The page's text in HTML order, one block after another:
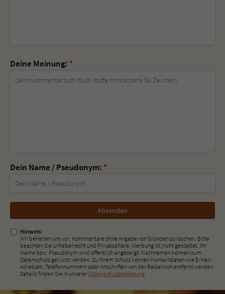
Deine Meinung: *
Dein Name / Pseudonym: *
Nicht
ausfüllen!
Hinweis:
Wir behalten uns vor, Kommentare ohne Angabe von Gründen zu löschen. Bitte
beachten Sie Urheberrecht und Privatsphäre; Werbung ist nicht gestattet. Ihr
Name bzw. Pseudonym wird öffentlich angezeigt; Nachnamen können zum
Datenschutz gekürzt werden. Zu Ihrem Schutz können Kontaktdaten wie E-Mail-
Adressen, Telefonnummern oder Anschriften von der Redaktion entfernt werden.
Details finden Sie in unserer Datenschutzerklärung.